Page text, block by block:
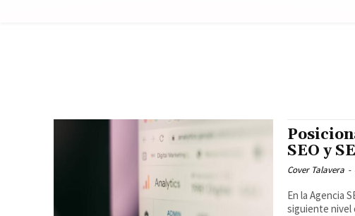
SEO y
Cover Talavera -
En la Agencia
siguiente nivel